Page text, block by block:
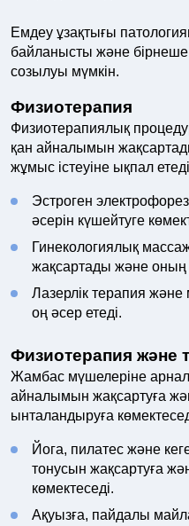
Емдеу ұзақтығы
байланысты және
созылуы мүмкін.
Физиотерапия
Физиотерапиялық
қан айналымын
жұмыс істеуіне ықпал
Эстроген
әсерін күшейтуге
Гинекологиялық
жақсартады және оның
Лазерлік терапия және
оң әсер етеді.
Физиотерапия және
Жамбас мүшелеріне
айналымын жақсартуға
ынталандыруға
Йога, пилатес және
тонусын жақсартуға
көмектеседі.
Ақуызға, пайдалы